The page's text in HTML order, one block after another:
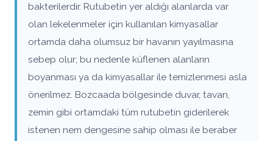
bakterilerdir. Rutubetin yer aldığı alanlarda var
olan lekelenmeler için kullanılan kimyasallar
ortamda daha olumsuz bir havanın yayılmasına
sebep olur; bu nedenle küflenen alanların
boyanması ya da kimyasallar ile temizlenmesi asla
önerilmez. Bozcaada bölgesinde duvar, tavan,
zemin gibi ortamdaki tüm rutubetin giderilerek
istenen nem dengesine sahip olması ile beraber